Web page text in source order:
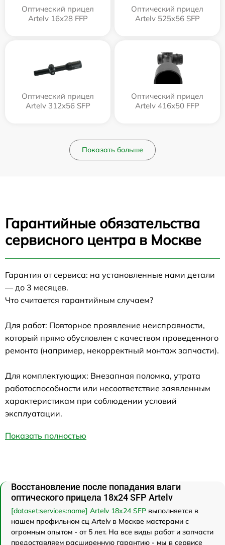
Оптический прицел
Artelv 16x28 FFP
Оптический прицел
Artelv 525x56 SFP
Оптический прицел
Artelv 312x56 SFP
Оптический прицел
Artelv 416x50 FFP
Показать больше
Гарантийные обязательства
сервисного центра в Москве
Гарантия от сервиса: на установленные нами детали
— до 3 месяцев.
Что считается гарантийным случаем?
Для работ: Повторное проявление неисправности,
который прямо обусловлен с качеством проведенного
ремонта (например, некорректный монтаж запчасти).
Для комплектующих: Внезапная поломка, утрата
работоспособности или несоответствие заявленным
характеристикам при соблюдении условий
эксплуатации.
Показать полностью
Восстановление после попадания влаги
оптического прицела 18x24 SFP Artelv
[dataset:services:name] Artelv 18x24 SFP выполняется в
нашем профильном сц Artelv в Москве мастерами с
огромным опытом - от 5 лет. На все виды работ и запчасти
предоставляем расширенную гарантию - мы в сервисе